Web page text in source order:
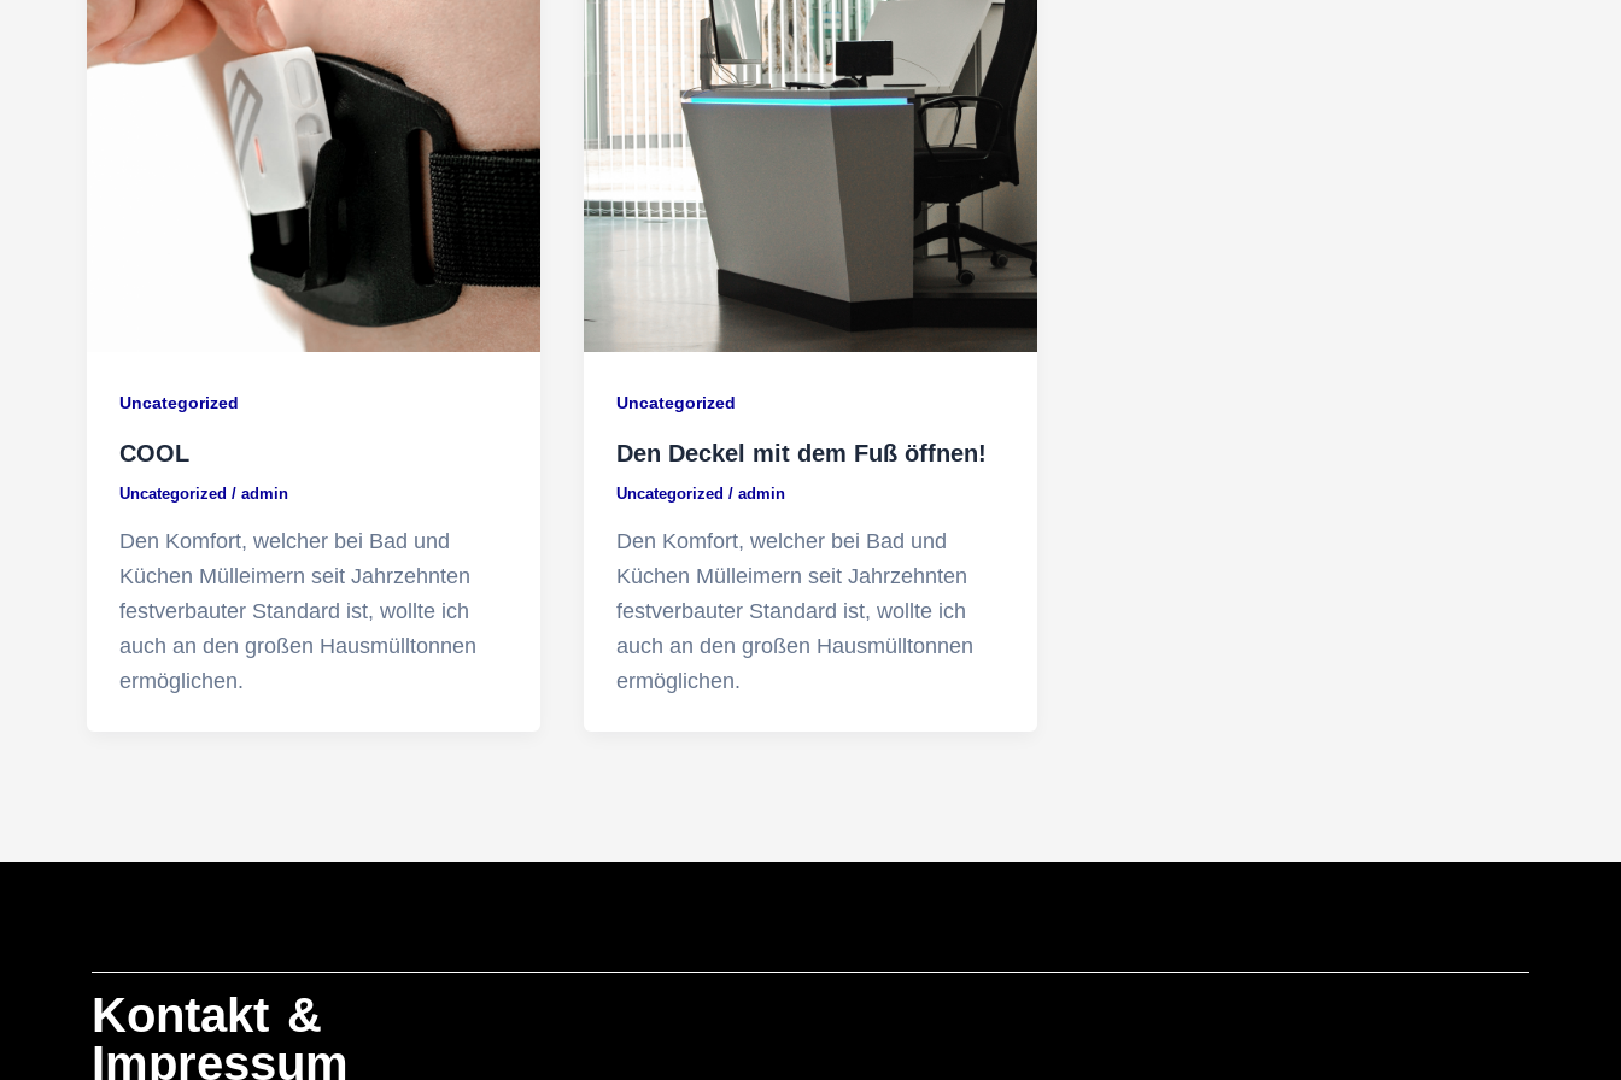
Uncategorized
COOL
Uncategorized / admin
Den Komfort, welcher bei Bad und
Küchen Mülleimern seit Jahrzehnten
festverbauter Standard ist, wollte ich
auch an den großen Hausmülltonnen
ermöglichen.
Uncategorized
Den Deckel mit dem Fuß öffnen!
Uncategorized / admin
Den Komfort, welcher bei Bad und
Küchen Mülleimern seit Jahrzehnten
festverbauter Standard ist, wollte ich
auch an den großen Hausmülltonnen
ermöglichen.
Kontakt &
Impressum